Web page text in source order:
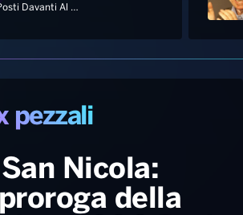
Hit Dance
e Spettacolo
Generale
Novità
News TV
Questi Posti Davanti Al Mare
pezzali
Nicola:
della